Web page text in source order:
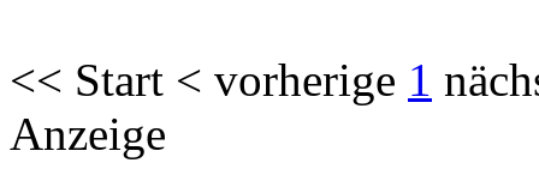
<< Start < vorherige 1
Anzeige